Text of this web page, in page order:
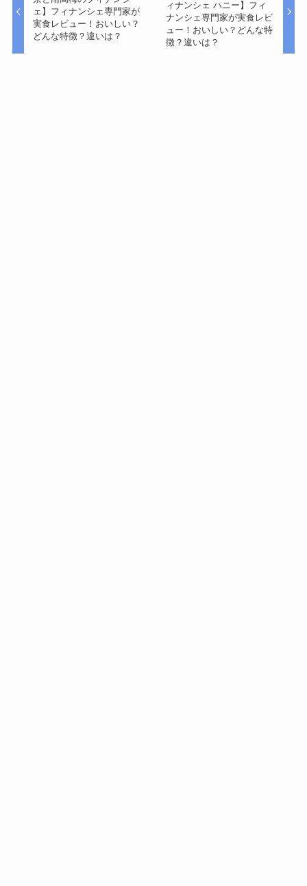
ェ】フィナンシェ専門家が
実食レビュー！おいしい？
どんな特徴？違いは？
ィナンシェ ハニー】フィ
ナンシェ専門家が実食レビ
ュー！おいしい？どんな特
徴？違いは？